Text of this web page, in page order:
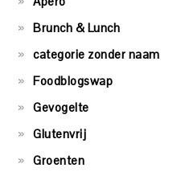
Brunch & Lunch
categorie zonder naam
Foodblogswap
Gevogelte
Glutenvrij
Groenten